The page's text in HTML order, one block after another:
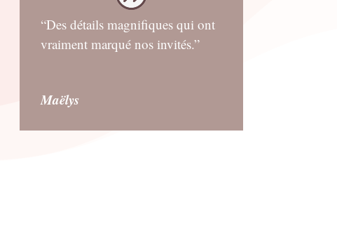
“Des détails magnifiques qui ont
vraiment marqué nos invités.”
Maëlys